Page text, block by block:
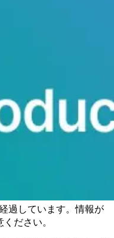
過しています。情報が
ださい。